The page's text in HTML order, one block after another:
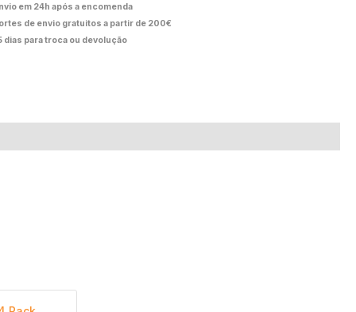
em 24h após a encomenda
de envio gratuitos a partir de 200€
dias para troca ou devolução